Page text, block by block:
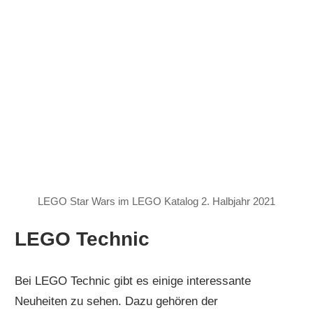
LEGO Star Wars im LEGO Katalog 2. Halbjahr 2021
LEGO Technic
Bei LEGO Technic gibt es einige interessante
Neuheiten zu sehen. Dazu gehören der